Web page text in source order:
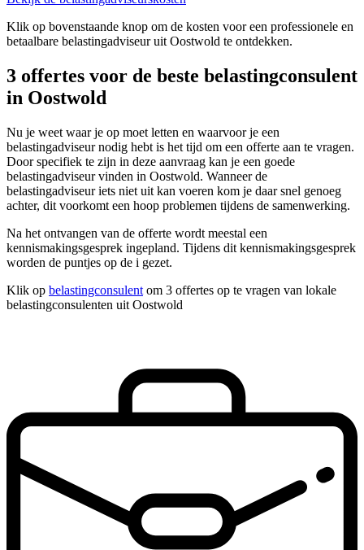
Klik op bovenstaande knop om de kosten voor een professionele en
betaalbare belastingadviseur uit Oostwold te ontdekken.
3 offertes voor de beste belastingconsulent
in Oostwold
Nu je weet waar je op moet letten en waarvoor je een
belastingadviseur nodig hebt is het tijd om een offerte aan te vragen.
Door specifiek te zijn in deze aanvraag kan je een goede
belastingadviseur vinden in Oostwold. Wanneer de
belastingadviseur iets niet uit kan voeren kom je daar snel genoeg
achter, dit voorkomt een hoop problemen tijdens de samenwerking.
Na het ontvangen van de offerte wordt meestal een
kennismakingsgesprek ingepland. Tijdens dit kennismakingsgesprek
worden de puntjes op de i gezet.
Klik op belastingconsulent om 3 offertes op te vragen van lokale
belastingconsulenten uit Oostwold